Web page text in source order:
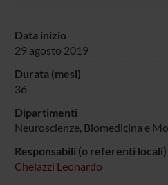
Data inizio
29 agosto 2019
Durata (mesi)
36
Dipartimenti
Neuroscienze, Biomedicina e
Responsabili (o referenti locali)
Chelazzi Leonardo